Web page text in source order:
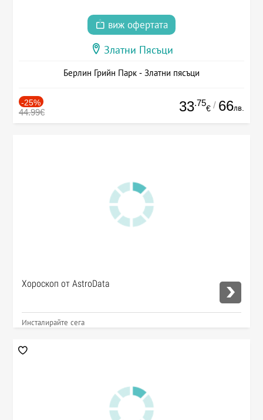
виж офертата
Златни Пясъци
Берлин Грийн Парк - Златни пясъци
-25%
44.99€ 33.75
€ / 66лв.
Хороскоп от AstroData
Инсталирайте сега